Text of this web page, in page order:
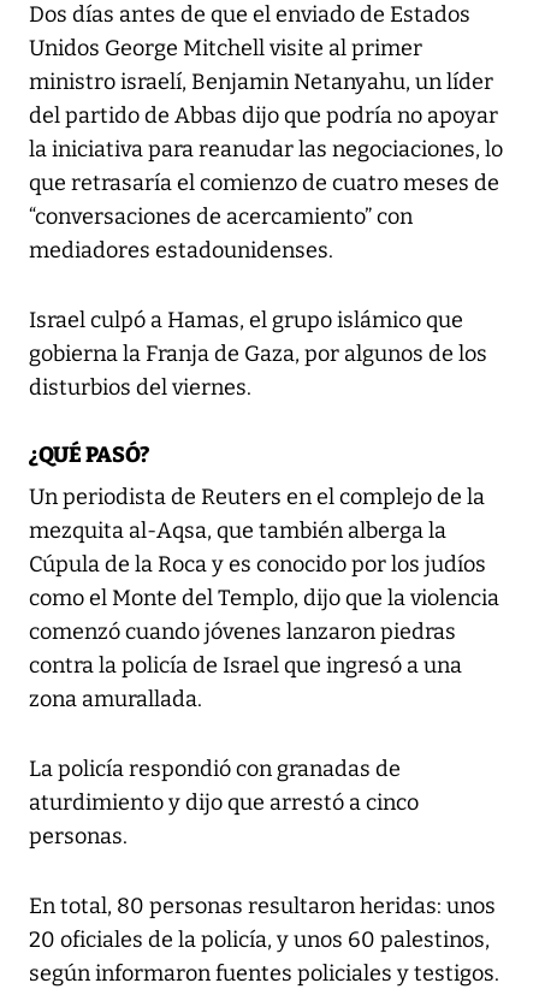
Dos días antes de que el enviado de Estados
Unidos George Mitchell visite al primer
ministro israelí, Benjamin Netanyahu, un líder
del partido de Abbas dijo que podría no apoyar
la iniciativa para reanudar las negociaciones, lo
que retrasaría el comienzo de cuatro meses de
“conversaciones de acercamiento” con
mediadores estadounidenses.
Israel culpó a Hamas, el grupo islámico que
gobierna la Franja de Gaza, por algunos de los
disturbios del viernes.
¿QUÉ PASÓ?
Un periodista de Reuters en el complejo de la
mezquita al-Aqsa, que también alberga la
Cúpula de la Roca y es conocido por los judíos
como el Monte del Templo, dijo que la violencia
comenzó cuando jóvenes lanzaron piedras
contra la policía de Israel que ingresó a una
zona amurallada.
La policía respondió con granadas de
aturdimiento y dijo que arrestó a cinco
personas.
En total, 80 personas resultaron heridas: unos
20 oficiales de la policía, y unos 60 palestinos,
según informaron fuentes policiales y testigos.